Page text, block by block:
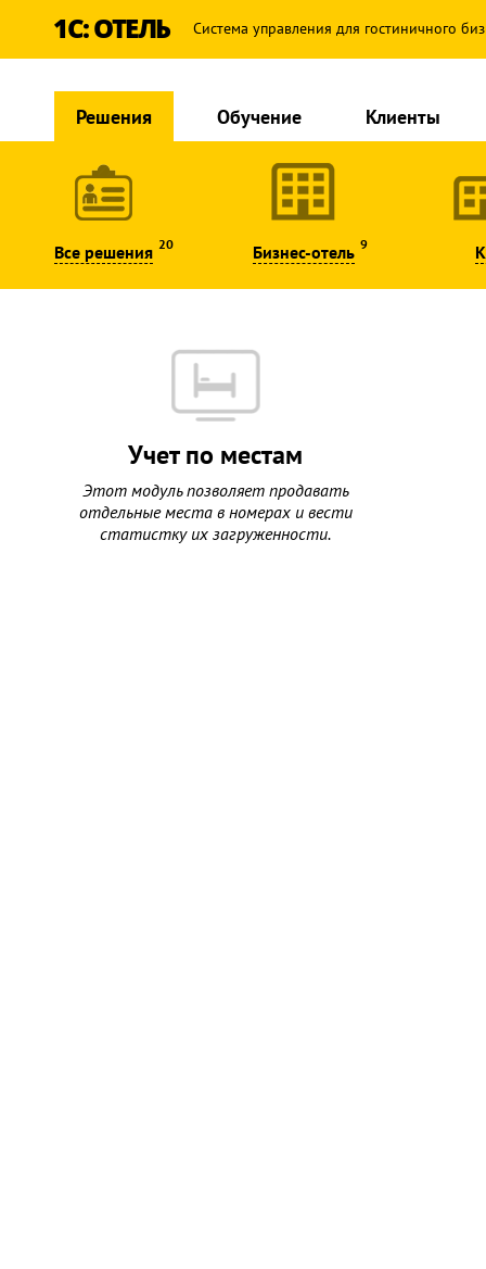
1С: ОТЕЛЬ Система управления для гостиничного
Решения Обучение Клиенты
Все решения 20 Бизнес-отель 9
Учет по местам
Этот модуль позволяет продавать
отдельные места в номерах и вести
статистку их загруженности.